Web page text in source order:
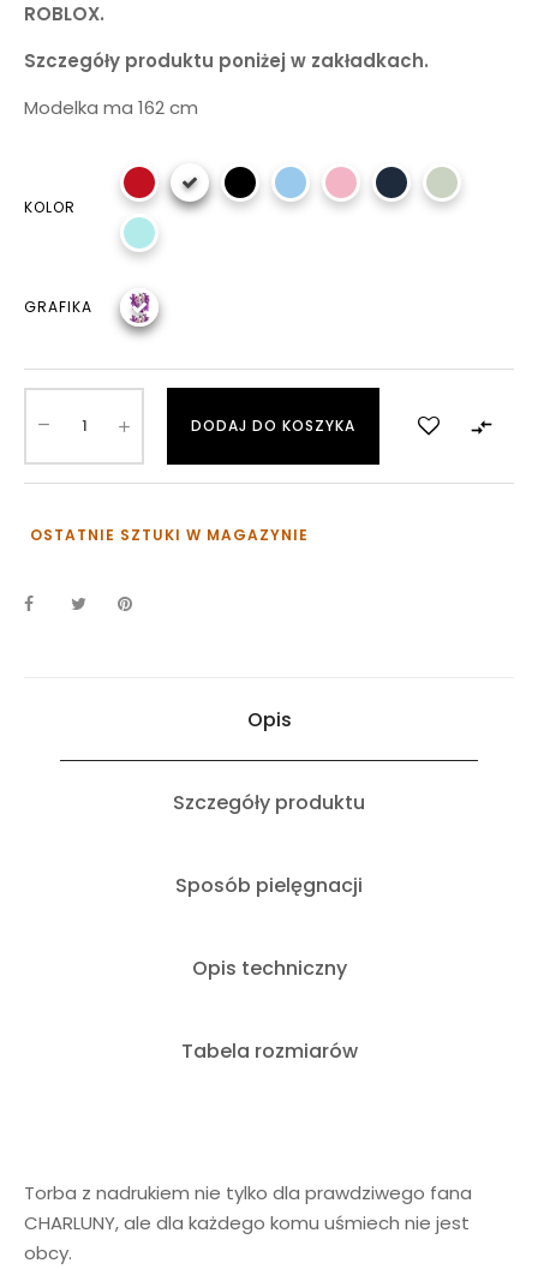
ROBLOX.
Szczegóły produktu poniżej w zakładkach.
Modelka ma 162 cm
KOLOR
GRAFIKA
DODAJ DO KOSZYKA 
OSTATNIE SZTUKI W MAGAZYNIE
Opis
Szczegóły produktu
Sposób pielęgnacji
Opis techniczny
Tabela rozmiarów
Torba z nadrukiem nie tylko dla prawdziwego fana
CHARLUNY, ale dla każdego komu uśmiech nie jest
obcy.